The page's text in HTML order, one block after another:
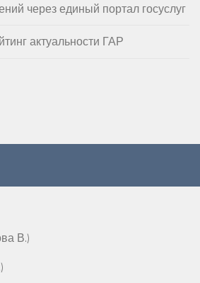
через единый портал госуслуг
актуальности ГАР
В.)